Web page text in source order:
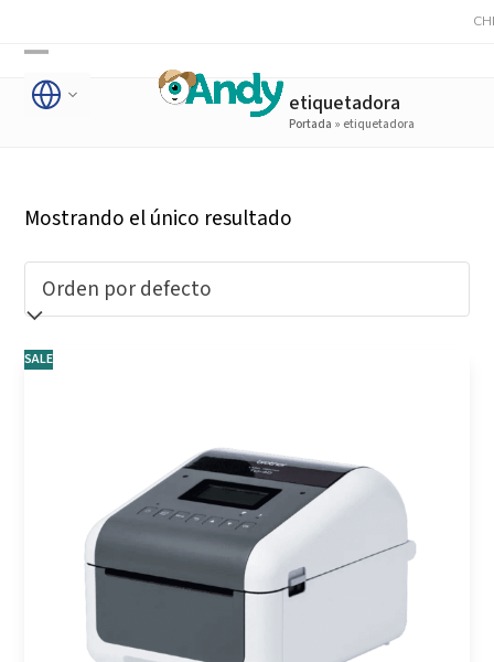
content
Open
mobile
Close
mobile
etiquetadora
Portada » etiquetadora
Mostrando el único resultado
SALE